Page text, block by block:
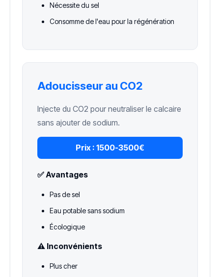
Nécessite du sel
Consomme de l'eau pour la régénération
Adoucisseur au CO2
Injecte du CO2 pour neutraliser le calcaire
sans ajouter de sodium.
Prix : 1500-3500€
✅ Avantages
Pas de sel
Eau potable sans sodium
Écologique
⚠️ Inconvénients
Plus cher